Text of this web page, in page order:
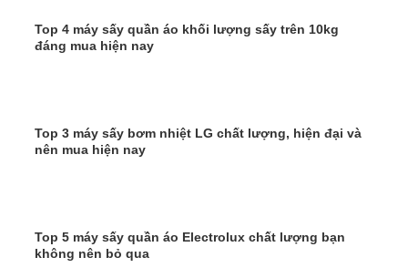
Top 4 máy sấy quần áo khối lượng sấy trên 10kg
đáng mua hiện nay
Top 3 máy sấy bơm nhiệt LG chất lượng, hiện đại và
nên mua hiện nay
Top 5 máy sấy quần áo Electrolux chất lượng bạn
không nên bỏ qua